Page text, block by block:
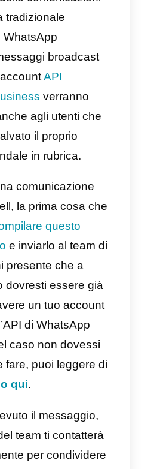
su un nuovo lancio.
newsletter
tramite Callbell
in precedenza,
utilizzare
Callbell
inviare newsletter su
WhatsApp tramite
inviare